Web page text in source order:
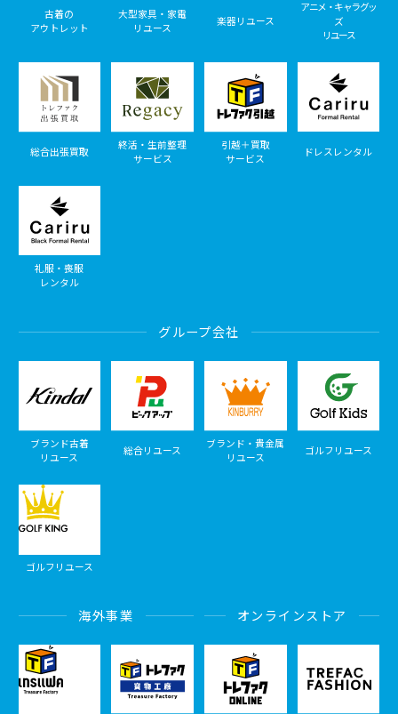
古着の
アウトレット
大型家具・家電
リユース
楽器リユース
アニメ・キャラグッ
ズ
リユース
総合出張買取
終活・生前整理
サービス
引越＋買取
サービス
ドレスレンタル
礼服・喪服
レンタル
グループ会社
ブランド古着
リユース
総合リユース
ブランド・貴金属
リユース
ゴルフリユース
ゴルフリユース
海外事業 オンラインストア